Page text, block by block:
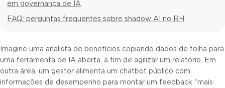
em governança de IA
FAQ: perguntas frequentes sobre shadow AI no RH
Imagine uma analista de benefícios copiando dados de folha para
uma ferramenta de IA aberta, a fim de agilizar um relatório. Em
outra área, um gestor alimenta um chatbot público com
informações de desempenho para montar um feedback “mais